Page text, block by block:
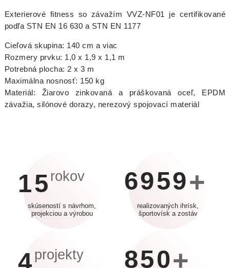
Exterierové fitness so závažím VVZ-NF01 je certifikované
podľa STN EN 16 630 a STN EN 1177
Cieľová skupina: 140 cm a viac
Rozmery prvku: 1,0 x 1,9 x 1,1 m
Potrebná plocha: 2 x 3 m
Maximálna nosnosť: 150 kg
Materiál: Žiarovo zinkovaná a práškovaná oceľ, EPDM
závažia, silónové dorazy, nerezový spojovací materiál
15 rokov
skúseností s návrhom,
projekciou a výrobou
6959+
realizovaných ihrísk,
športovísk a zostáv
4 projekty 850+